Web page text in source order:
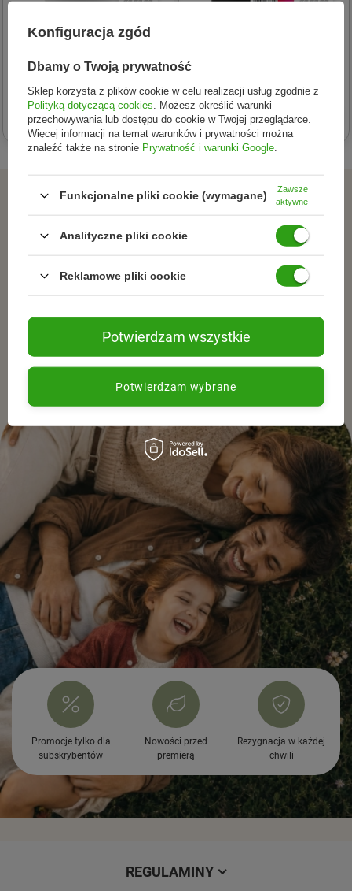
LEVRONE GOLD WHEY
smak ciasteczko kremowe
229,01 zł
LEVRONE SHAABOOM
385g smak cytryna -
brzoskwinia
80,99 zł
ZAPISZ SIĘ DO NEWSLETTERA
Dołącz do tych, którzy
wybierają świadomie.
promocjach, nowościach oraz inspiracjach ze świata
naturalnej pielęgnacjii zdrowego stylu życia.
Promocje tylko dla
subskrybentów
Nowości przed
premierą
Rezygnacja w każdej
chwili
REGULAMINY
Konfiguracja zgód
Dbamy o Twoją prywatność
Sklep korzysta z plików cookie w celu realizacji usług zgodnie z
Polityką dotyczącą cookies . Możesz określić warunki
przechowywania lub dostępu do cookie w Twojej przeglądarce.
Więcej informacji na temat warunków i prywatności można
znaleźć także na stronie Prywatność i warunki Google
Funkcjonalne pliki cookie (wymagane)
Zawsze
aktywne
Analityczne pliki cookie
Reklamowe pliki cookie
Potwierdzam wybrane
Potwierdzam wszystkie